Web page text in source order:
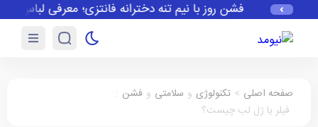
فشن روز با نیم تنه دخترانه فانتزی؛ معرفی لباس
صفحه اصلی > تکنولوژی و سلامتی و فشن :
فیلر یا ژل لب چیست؟